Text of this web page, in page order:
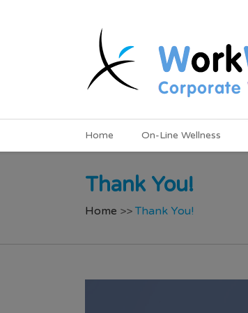
Home On-Line Wellness
Thank You!
Home >> Thank You!